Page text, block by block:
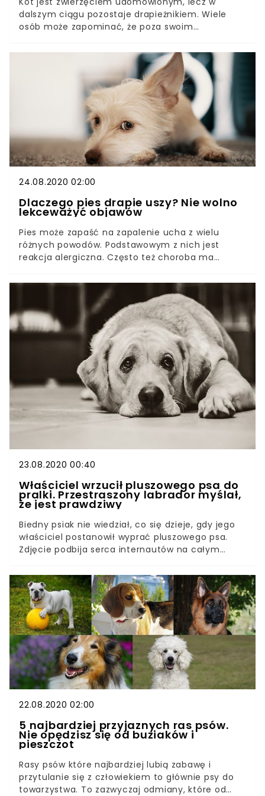
dalszym ciągu pozostaje drapieżnikiem. Wiele
osób może zapominać, że poza swoim
różnią się przesadnie od swoich większych
kuzynów, takich jak lwy, pumy czy lamparty. W
kociej naturze zakorzenione jest pragnienie do
polowań na ofiarę, dlatego nawet w domowych
mruczkach, co pewien czas mogą odezwać się
wrodzone instynkty. Niektórzy opiekunowie mogą
narzekać na niekontrolowane wybuchy agresji ze
strony ich pupili. Jakie jest jej źródło i co zrobić,
aby wybuchowe kociaki podporządkowały się
zasadom panującym w domu i zaprzestały
ataków na niczego nie podejrzewających
członków rodziny? Behawioryści tłumaczą krok po
kroku.
24.08.2020 02:00
Dlaczego pies drapie uszy? Nie wolno
lekceważyć objawów
Pies może zapaść na zapalenie ucha z wielu
różnych powodów. Podstawowym z nich jest
reakcja alergiczna. Często też choroba ma
słuchowego i podrażnia wrażliwe tkanki. Zdarza
się także, że za ból i swędzenie tego wrażliwego
narządu odpowiadają pasożyty. Jeśli pies drapie
się po uszach, lub odczuwa ból, gdy ich dotykamy
w większości wypadków będzie zmagał się ze
stanem zapalnym ucha zewnętrznego. W
rzadszych wypadkach będziemy mieć do
czynienia z poważniejszymi schorzeniami.
23.08.2020 00:40
Właściciel wrzucił pluszowego psa do
pralki. Przestraszony labrador myślał,
że jest prawdziwy
Biedny psiak nie wiedział, co się dzieje, gdy jego
właściciel postanowił wyprać pluszowego psa.
Zdjęcie podbija serca internautów na całym
się stać coś strasznego!Labrador był kompletnie
przerażony, gdy jego właściciel wrzucił jego
pluszowego psa do pralki. Zwierzakowi wydawało
się, że jest on prawdziwy! Chciał ratować kolegę z
opresji.
22.08.2020 02:00
5 najbardziej przyjaznych ras psów.
Nie opędzisz się od buziaków i
pieszczot
Rasy psów które najbardziej lubią zabawę i
przytulanie się z człowiekiem to głównie psy do
towarzystwa. To zazwyczaj odmiany, które od